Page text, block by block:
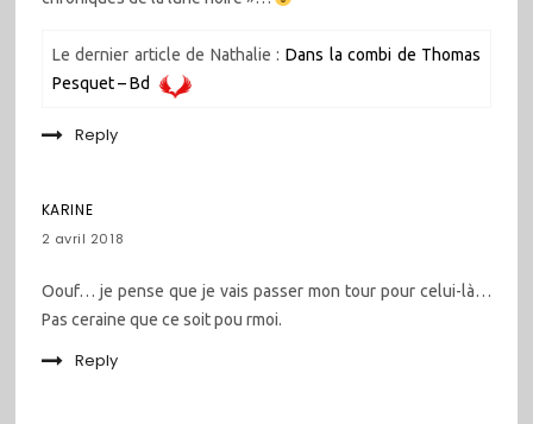
Le dernier article de Nathalie :Dans la combi de Thomas
Pesquet – Bd
Reply
KARINE
2 avril 2018
Oouf… je pense que je vais passer mon tour pour celui-là…
Pas ceraine que ce soit pou rmoi.
Reply